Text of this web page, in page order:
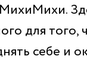
для
себе и